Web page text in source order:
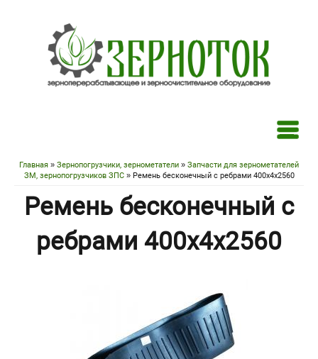
Вы здесь
Главная » Зернопогрузчики, зернометатели » Запчасти для зернометателей
ЗМ, зернопогрузчиков ЗПС» Ремень бесконечный с ребрами 400х4х2560
Ремень бесконечный с
ребрами 400х4х2560